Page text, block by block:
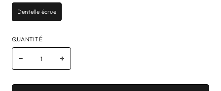
Dentelle écrue
QUANTITÉ